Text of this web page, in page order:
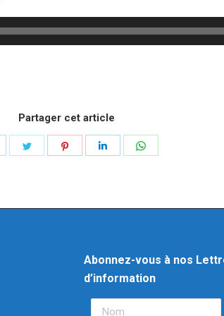
Partager cet article
Abonnez-vous à nos
d’information